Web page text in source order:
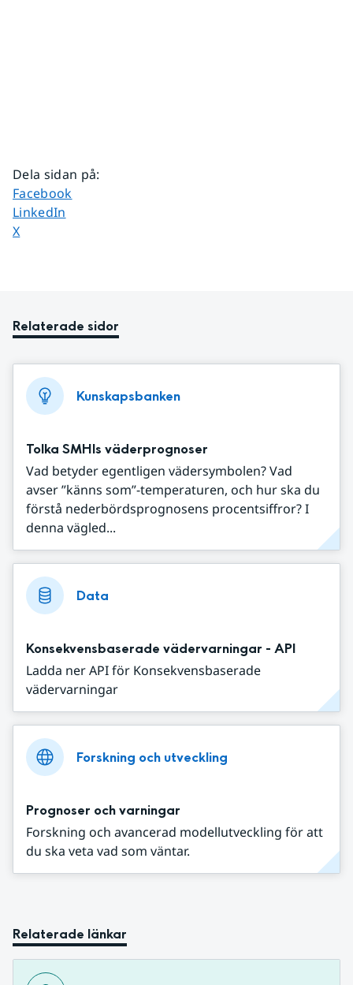
Dela sidan på:
Dela sidan på
Facebook
Dela sidan på
LinkedIn
Dela sidan på
X
Relaterade sidor
Kunskapsbanken
Tolka SMHIs väderprognoser
Vad betyder egentligen vädersymbolen? Vad
avser ”känns som”-temperaturen, och hur ska du
förstå nederbördsprognosens procentsiffror? I
denna vägled...
Data
Konsekvensbaserade vädervarningar - API
Ladda ner API för Konsekvensbaserade
vädervarningar
Forskning och utveckling
Prognoser och varningar
Forskning och avancerad modellutveckling för att
du ska veta vad som väntar.
Relaterade länkar